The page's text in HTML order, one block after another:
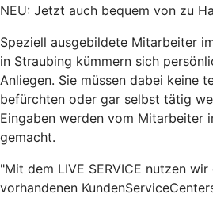
NEU: Jetzt auch bequem von zu
Speziell ausgebildete Mitarbeiter
in Straubing kümmern sich
Anliegen. Sie müssen dabei keine
befürchten oder gar selbst tätig
Eingaben werden vom Mitarbeiter
gemacht.
"Mit dem LIVE SERVICE nutzen
vorhandenen